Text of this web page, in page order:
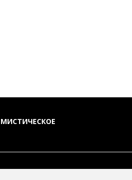
МИСТИЧЕСКОЕ